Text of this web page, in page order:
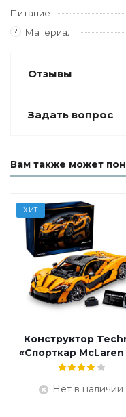
Питание
? Материал
Отзывы
Задать вопрос
Вам также может
ХИТ
Конструктор
«Спорткар McLaren
Нет в наличии